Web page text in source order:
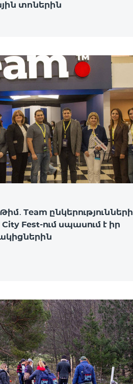
տոներին
Թիմ․ Team ընկերությունների
Fest-ում սպասում է իր